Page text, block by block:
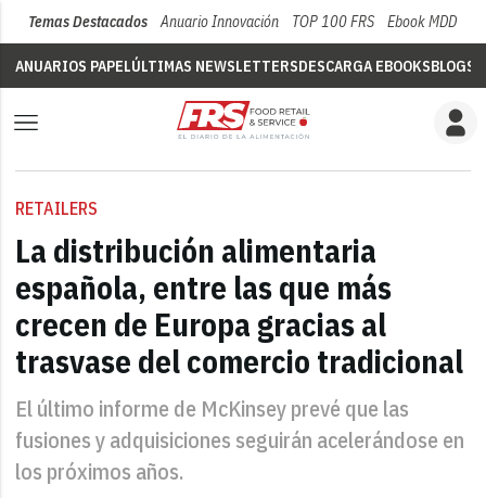
Temas Destacados Anuario Innovación TOP 100 FRS Ebook MDD
ANUARIOS PAPELÚLTIMAS NEWSLETTERSDESCARGA EBOOKSBLOGS
RETAILERS
La distribución alimentaria
española, entre las que más
crecen de Europa gracias al
trasvase del comercio tradicional
El último informe de McKinsey prevé que las
fusiones y adquisiciones seguirán acelerándose en
los próximos años.